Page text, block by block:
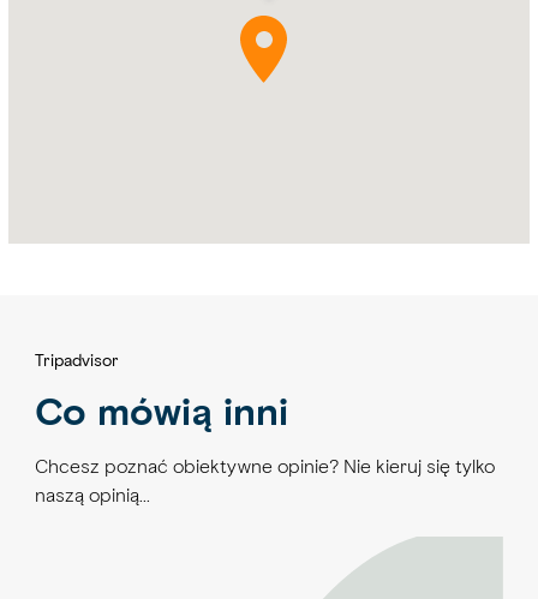
Tripadvisor
Co mówią inni
Chcesz poznać obiektywne opinie? Nie kieruj się tylko
naszą opinią…